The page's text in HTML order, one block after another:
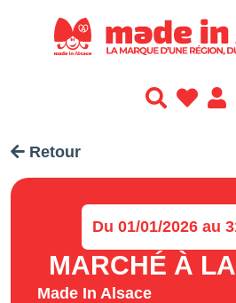
Retour
Du 01/01/2026 au
MARCHÉ À
Made In Alsace